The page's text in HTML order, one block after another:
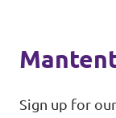
Sign up for